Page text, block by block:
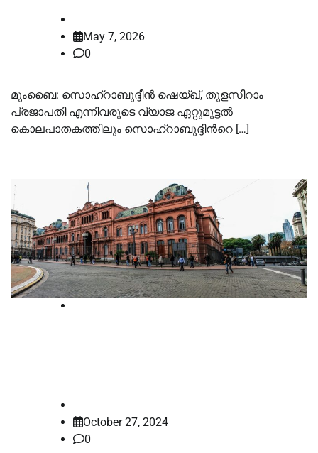
May 7, 2026
0
മുംബൈ: സൊഹ്റാബുദ്ദീന്‍ ഷെയ്ഖ്, തുളസീറാം
പ്രജാപതി എന്നിവരുടെ വ്യാജ ഏറ്റുമുട്ടൽ
കൊലപാതകത്തിലും സൊഹ്റാബുദ്ദീന്‍റെ […]
October 27, 2024
0